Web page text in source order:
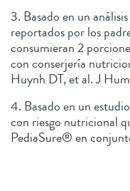
3. Basado en un
reportados por los
consumieran 2
con conserjería
Huynh DT, et al. J
4. Basado en un
con riesgo nutricional
PediaSure® en